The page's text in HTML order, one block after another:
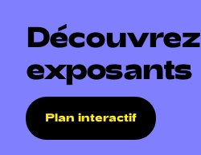
Navigation principale
Découvrez
exposants
Plan interactif